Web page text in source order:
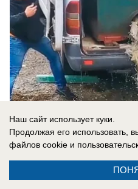
02.10.2020
Наш сайт использует куки.
Продолжая его использовать,
файлов cookie и